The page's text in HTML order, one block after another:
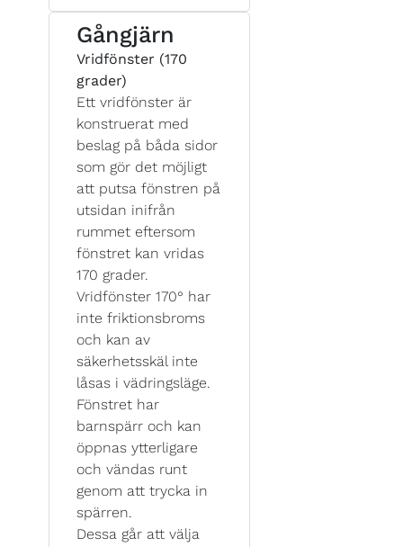
Gångjärn
Vridfönster (170
grader)
Ett vridfönster är
konstruerat med
beslag på båda sidor
som gör det möjligt
att putsa fönstren på
utsidan inifrån
rummet eftersom
fönstret kan vridas
170 grader.
Vridfönster 170° har
inte friktionsbroms
och kan av
säkerhetsskäl inte
låsas i vädringsläge.
Fönstret har
barnspärr och kan
öppnas ytterligare
och vändas runt
genom att trycka in
spärren.
Dessa går att välja